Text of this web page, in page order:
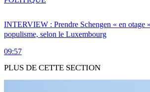
INTERVIEW : Prendre Schengen « en otage
populisme, selon le Luxembourg
09:57
PLUS DE CETTE SECTION